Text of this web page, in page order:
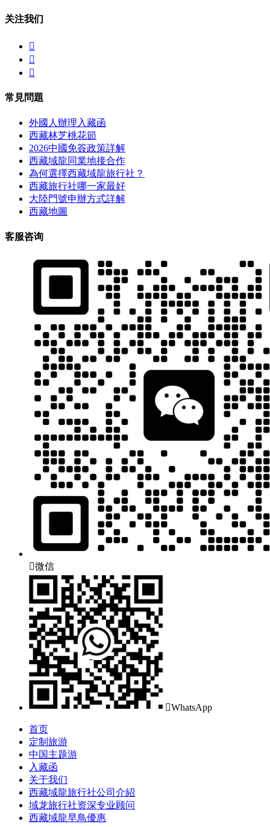
关注我们



常見問題
外國人辦理入藏函
西藏林芝桃花節
2026中國免簽政策詳解
西藏域龍同業地接合作
為何選擇西藏域龍旅行社？
西藏旅行社哪一家最好
大陸門號申辦方式詳解
西藏地圖
客服咨询
微信
WhatsApp
首页
定制旅游
中国主题游
入藏函
关于我们
西藏域龍旅行社公司介紹
域龙旅行社资深专业顾问
西藏域龍早鳥優惠